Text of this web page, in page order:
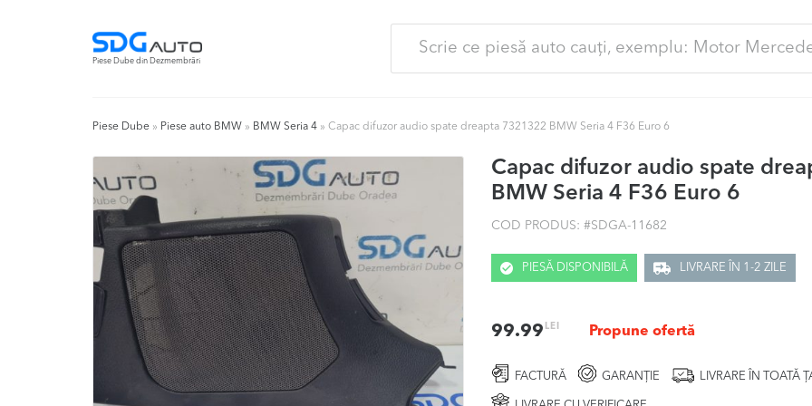
Piese Dube din Dezmembrări
Piese Dube » Piese auto BMW » BMW Seria 4 » Capac difuzor audio spate dreapta 7321322 BMW Seria 4 F36 Euro 6
Capac difuzor audio spate
BMW Seria 4 F36 Euro 6
COD PRODUS: #SDGA-11682
PIESĂ DISPONIBILĂ LIVRARE ÎN 1-2 ZILE
99.99 LEI Propune ofertă
FACTURĂ GARANȚIE LIVRARE ÎN TOATĂ